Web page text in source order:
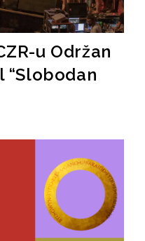
u Održan
“Slobodan